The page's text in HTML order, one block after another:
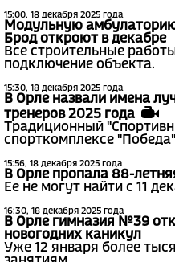
15:00, 18 декабря 2025 года
Модульную
Брод откроют в декабре
Все строительные
подключение объекта.
15:30, 18 декабря 2025 года
В Орле назвали имена
тренеров 2025 года
Традиционный
спорткомплексе
15:56, 18 декабря 2025 года
В Орле пропала 88-
Ее не могут найти с 11
16:30, 18 декабря 2025 года
В Орле гимназия №39
новогодних каникул
Уже 12 января более